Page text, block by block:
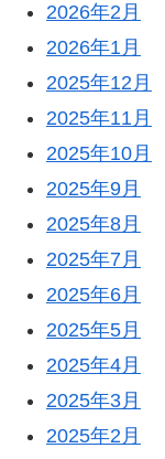
2026年2月
2026年1月
2025年12月
2025年11月
2025年10月
2025年9月
2025年8月
2025年7月
2025年6月
2025年5月
2025年4月
2025年3月
2025年2月